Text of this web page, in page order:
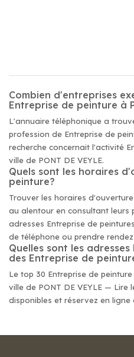
Combien d'entreprises
Entreprise de peinture à
L'annuaire téléphonique a
profession de Entreprise de
recherche concernait l'activité
ville de PONT DE VEYLE.
Quels sont les horaires
peinture?
Trouver les horaires
au alentour en consultant leurs
adresses Entreprise de
de téléphone ou prendre
Quelles sont les
des Entreprise de
Le top 30 Entreprise de
ville de PONT DE VEYLE — Lire
disponibles et réservez en ligne